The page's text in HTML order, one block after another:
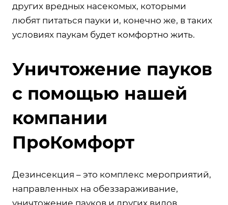
других вредных насекомых, которыми
любят питаться пауки и, конечно же, в таких
условиях паукам будет комфортно жить.
Уничтожение пауков
с помощью нашей
компании
ПроКомфорт
Дезинсекция – это комплекс мероприятий,
направленных на обеззараживание,
уничтожение пауков и других видов